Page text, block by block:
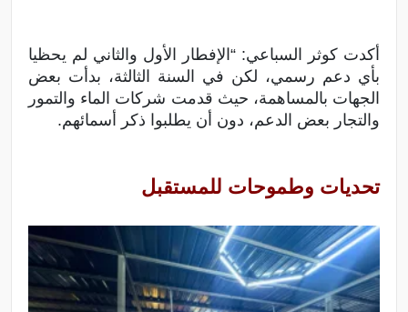
أكدت كوثر السباعي: “الإفطار الأول والثاني لم يحظيا
بأي دعم رسمي، لكن في السنة الثالثة، بدأت بعض
الجهات بالمساهمة، حيث قدمت شركات الماء والتمور
والتجار بعض الدعم، دون أن يطلبوا ذكر أسمائهم.
تحديات وطموحات للمستقبل